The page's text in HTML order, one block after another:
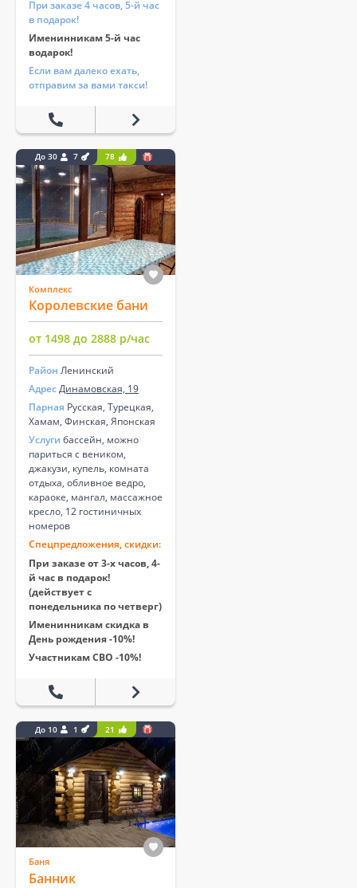
При заказе 4 часов, 5-й час
в подарок!
Именинникам 5-й час
водарок!
Если вам далеко ехать,
отправим за вами такси!
До 30 7 78
Комплекс
Королевские бани
от 1498 до 2888 р/час
Район Ленинский
АдресДинамовская, 19
Парная Русская, Турецкая,
Хамам, Финская, Японская
Услуги бассейн, можно
париться с веником,
джакузи, купель, комната
отдыха, обливное ведро,
караоке, мангал, массажное
кресло, 12 гостиничных
номеров
Спецпредложения, скидки:
При заказе от 3-х часов, 4-
й час в подарок!
(действует с
понедельника по четверг)
Именинникам скидка в
День рождения -10%!
Участникам СВО -10%!
До 10 1 21
Баня
Банник